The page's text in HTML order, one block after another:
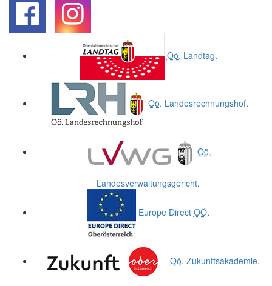
Oö. Landtag.
Oö. Landesrechnungshof.
Oö.
Landesverwaltungsgericht.
Europe Direct OÖ.
Oö. Zukunftsakademie.